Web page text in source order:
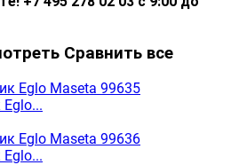
Сравнить все